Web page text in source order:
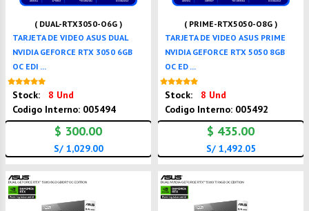
( DUAL-RTX3050-O6G )
TARJETA DE VIDEO ASUS DUAL
NVIDIA GEFORCE RTX 3050 6GB
OC EDI ...
Stock:
8 Und
Codigo Interno: 005494
$ 300.00
S/ 1,029.00
( PRIME-RTX5050-O8G )
TARJETA DE VIDEO ASUS PRIME
NVIDIA GEFORCE RTX 5050 8GB
OC ED ...
Stock:
8 Und
Codigo Interno: 005492
$ 435.00
S/ 1,492.05